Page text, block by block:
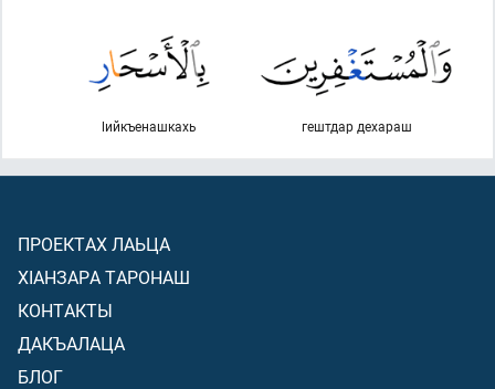
гештдар дехараш
lийкъенашкахь
ПРОЕКТАХ ЛАЬЦА
ХIАНЗАРА ТАРОНАШ
КОНТАКТЫ
ДАКЪАЛАЦА
БЛОГ